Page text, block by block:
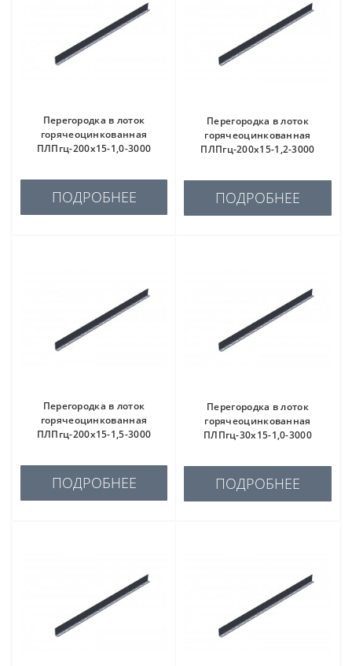
Перегородка в лоток
горячеоцинкованная
ПЛПгц-200х15-1,0-3000
ПОДРОБНЕЕ
Перегородка в лоток
горячеоцинкованная
ПЛПгц-200х15-1,2-3000
ПОДРОБНЕЕ
Перегородка в лоток
горячеоцинкованная
ПЛПгц-200х15-1,5-3000
ПОДРОБНЕЕ
Перегородка в лоток
горячеоцинкованная
ПЛПгц-30х15-1,0-3000
ПОДРОБНЕЕ